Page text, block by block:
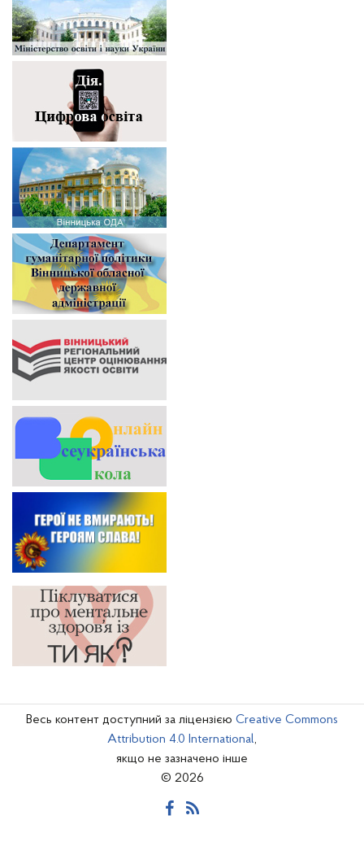
Весь контент доступний за ліцензією Creative Commons
Attribution 4.0 International,
якщо не зазначено інше
© 2026